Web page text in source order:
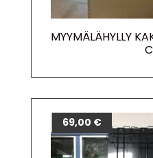
MYYMÄLÄHYLLY
69,00 €